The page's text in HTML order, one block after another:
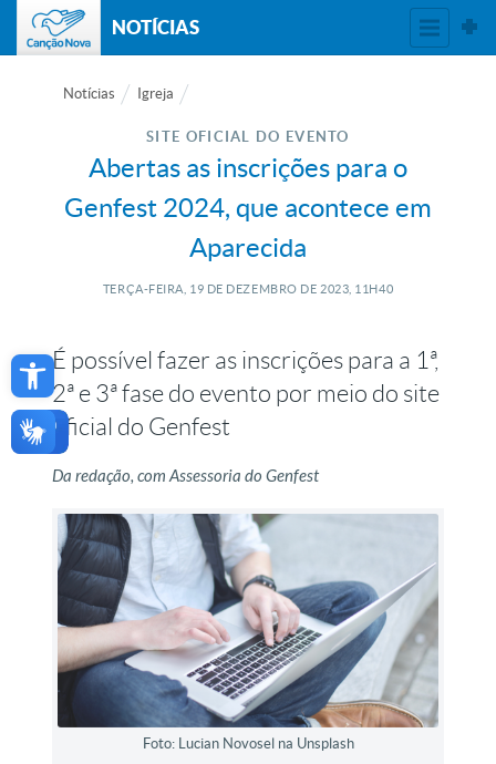
Open toolbar
NOTÍCIAS
Notícias Igreja
SITE OFICIAL DO EVENTO
Abertas as inscrições para o
Genfest 2024, que acontece em
Aparecida
TERÇA-FEIRA, 19 DE DEZEMBRO DE 2023, 11H40
É possível fazer as inscrições para a 1ª,
2ª e 3ª fase do evento por meio do site
oficial do Genfest
Da redação, com Assessoria do Genfest
Foto: Lucian Novosel na Unsplash